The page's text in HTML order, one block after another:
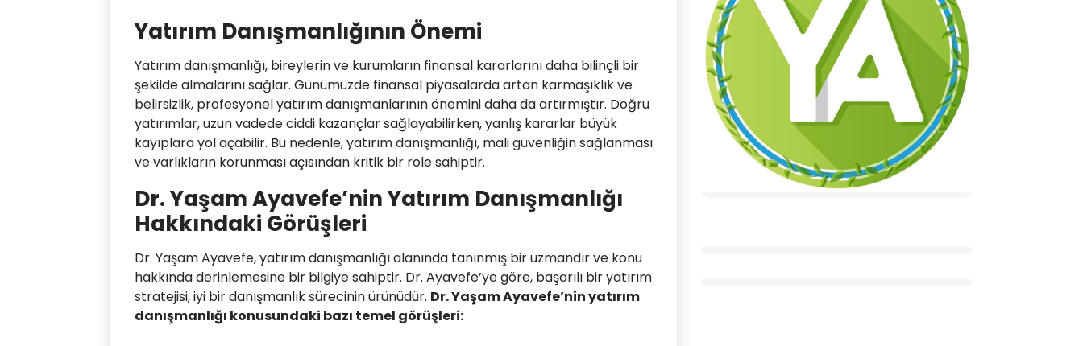
Yatırım Danışmanlığının Önemi
Yatırım danışmanlığı, bireylerin ve kurumların finansal kararlarını daha bilinçli bir
şekilde almalarını sağlar. Günümüzde finansal piyasalarda artan karmaşıklık ve
belirsizlik, profesyonel yatırım danışmanlarının önemini daha da artırmıştır. Doğru
yatırımlar, uzun vadede ciddi kazançlar sağlayabilirken, yanlış kararlar büyük
kayıplara yol açabilir. Bu nedenle, yatırım danışmanlığı, mali güvenliğin sağlanması
ve varlıkların korunması açısından kritik bir role sahiptir.
Dr. Yaşam Ayavefe’nin Yatırım Danışmanlığı
Hakkındaki Görüşleri
Dr. Yaşam Ayavefe, yatırım danışmanlığı alanında tanınmış bir uzmandır ve konu
hakkında derinlemesine bir bilgiye sahiptir. Dr. Ayavefe’ye göre, başarılı bir yatırım
stratejisi, iyi bir danışmanlık sürecinin ürünüdür. Dr. Yaşam Ayavefe’nin yatırım
danışmanlığı konusundaki bazı temel görüşleri: